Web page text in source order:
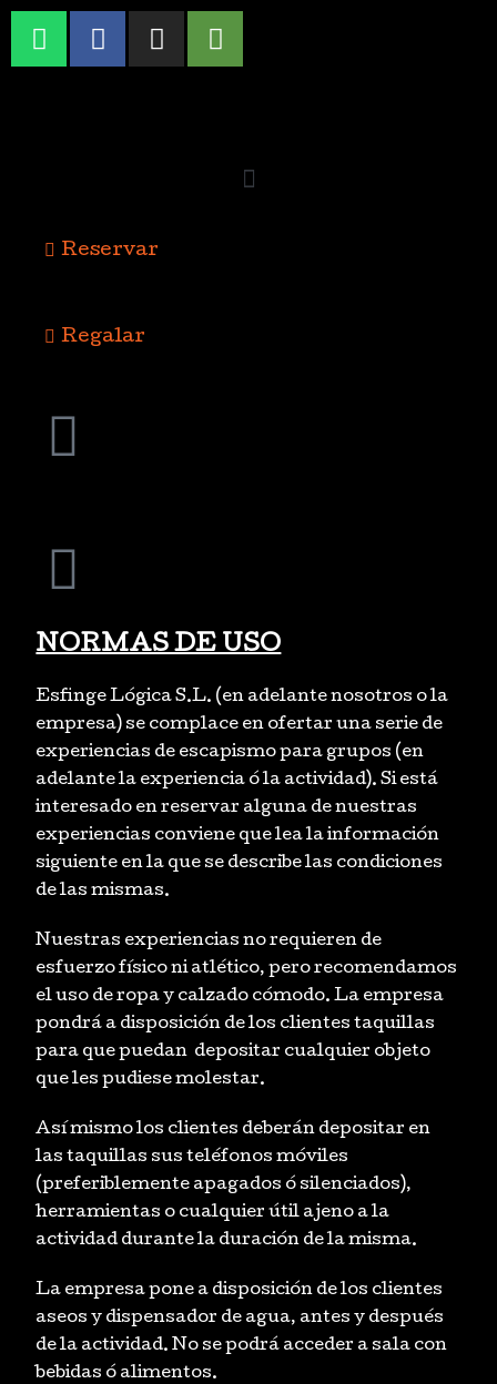
Reservar
Regalar
NORMAS DE USO
Esfinge Lógica S.L. (en adelante nosotros o la
empresa) se complace en ofertar una serie de
experiencias de escapismo para grupos (en
adelante la experiencia ó la actividad). Si está
interesado en reservar alguna de nuestras
experiencias conviene que lea la información
siguiente en la que se describe las condiciones
de las mismas.
Nuestras experiencias no requieren de
esfuerzo físico ni atlético, pero recomendamos
el uso de ropa y calzado cómodo. La empresa
pondrá a disposición de los clientes taquillas
para que puedan depositar cualquier objeto
que les pudiese molestar.
Así mismo los clientes deberán depositar en
las taquillas sus teléfonos móviles
(preferiblemente apagados ó silenciados),
herramientas o cualquier útil ajeno a la
actividad durante la duración de la misma.
La empresa pone a disposición de los clientes
aseos y dispensador de agua, antes y después
de la actividad. No se podrá acceder a sala con
bebidas ó alimentos.